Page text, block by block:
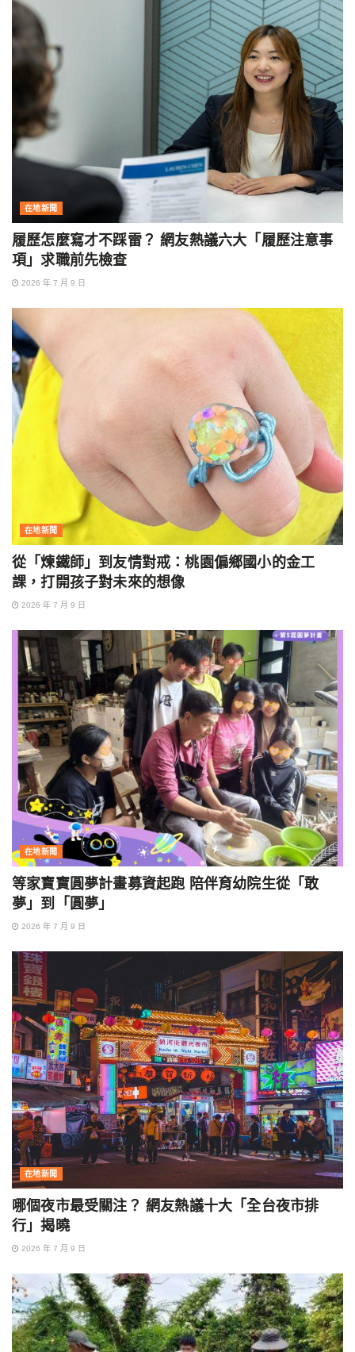
在地新聞
履歷怎麼寫才不踩雷？ 網友熱議六大「履歷注意事
項」求職前先檢查
2026 年 7 月 9 日
在地新聞
從「煉鐵師」到友情對戒：桃園偏鄉國小的金工
課，打開孩子對未來的想像
2026 年 7 月 9 日
在地新聞
等家寶寶圓夢計畫募資起跑 陪伴育幼院生從「敢
夢」到「圓夢」
2026 年 7 月 9 日
在地新聞
哪個夜市最受關注？ 網友熱議十大「全台夜市排
行」揭曉
2026 年 7 月 9 日